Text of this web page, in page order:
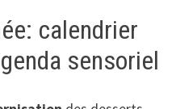
calendrier
sensoriel